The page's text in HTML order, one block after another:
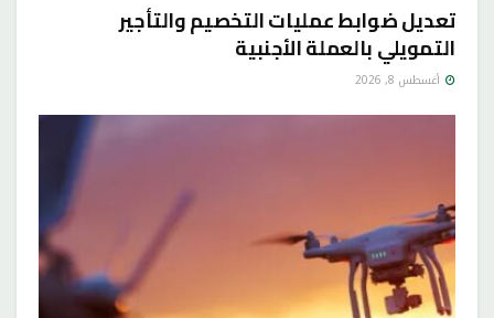
تعديل ضوابط عمليات التخصيم والتأجير
التمويلي بالعملة الأجنبية
أغسطس 8, 2026